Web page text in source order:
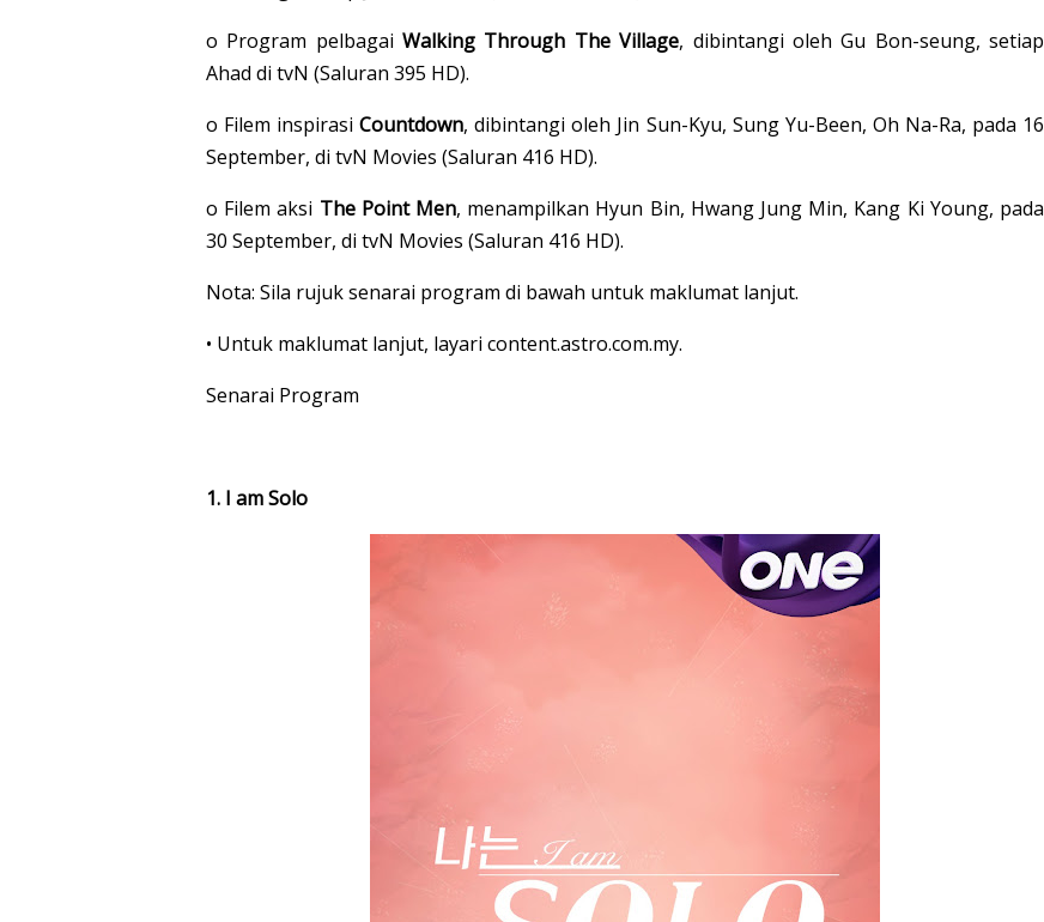
o Program pelbagaiWalking Through The Village, dibintangi oleh Gu Bon-seung, setiap
Ahad di tvN (Saluran 395 HD).
o Filem inspirasiCountdown, dibintangi oleh Jin Sun-Kyu, Sung Yu-Been, Oh Na-Ra, pada 16
September, di tvN Movies (Saluran 416 HD).
o Filem aksi The Point Men, menampilkan Hyun Bin, Hwang Jung Min, Kang Ki Young, pada
30 September, di tvN Movies (Saluran 416 HD).
Nota: Sila rujuk senarai program di bawah untuk maklumat lanjut.
• Untuk maklumat lanjut, layari content.astro.com.my.
Senarai Program
1. I am Solo